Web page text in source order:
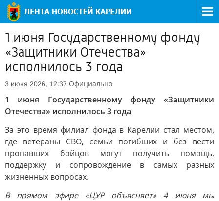
1 июня Государственному фонду
«Защитники Отечества»
исполнилось 3 года
3 июня 2026, 12:37 Официально
1 июня Государственному фонду «Защитники
Отечества» исполнилось 3 года
За это время филиал фонда в Карелии стал местом,
где ветераны СВО, семьи погибших и без вести
пропавших бойцов могут получить помощь,
поддержку и сопровождение в самых разных
жизненных вопросах.
В прямом эфире «ЦУР объясняет» 4 июня мы